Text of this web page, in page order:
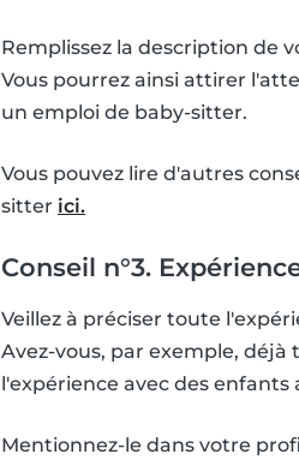
Remplissez la description de
Vous pourrez ainsi attirer
un emploi de baby-sitter.
Vous pouvez lire d'autres
sitter ici.
Conseil n°3.
Veillez à préciser toute
Avez-vous, par exemple,
l'expérience avec des enfants
Mentionnez-le dans votre